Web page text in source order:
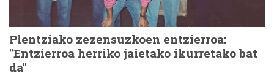
Plentziako zezensuzkoen entzierroa:
"Entzierroa herriko jaietako ikurretako bat
da"